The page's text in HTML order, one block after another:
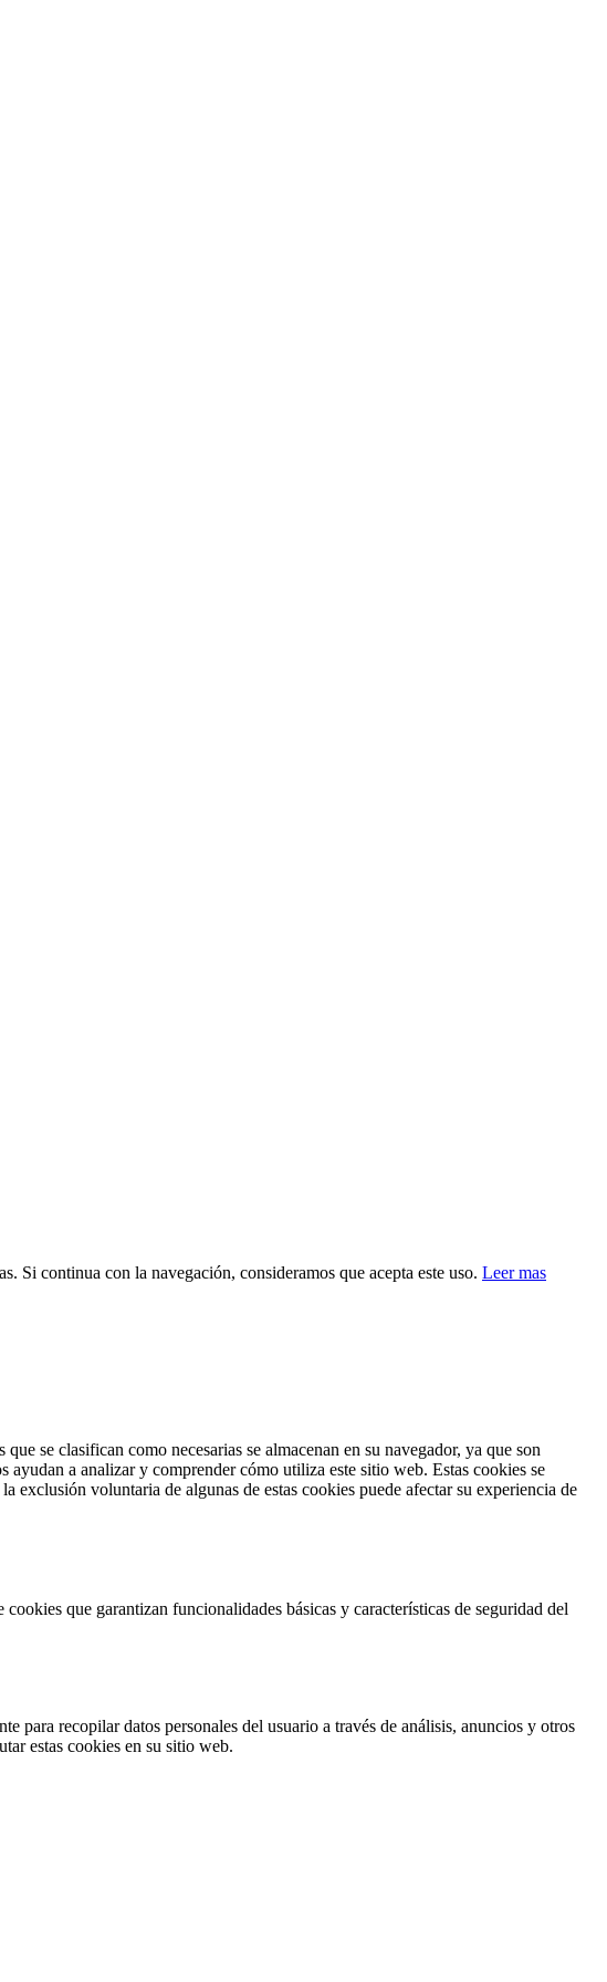
Si continua con la navegación, consideramos que acepta este uso. Leer mas
se clasifican como necesarias se almacenan en su navegador, ya que son
a analizar y comprender cómo utiliza este sitio web. Estas cookies se
exclusión voluntaria de algunas de estas cookies puede afectar su experiencia de
que garantizan funcionalidades básicas y características de seguridad del
para recopilar datos personales del usuario a través de análisis, anuncios y otros
estas cookies en su sitio web.